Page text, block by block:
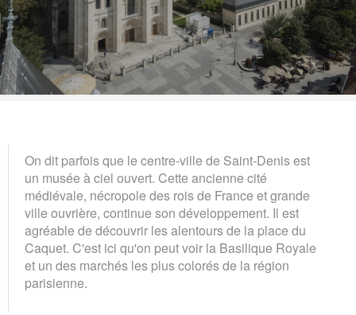
On dit parfois que le centre-ville de Saint-Denis est
un musée à ciel ouvert. Cette ancienne cité
médiévale, nécropole des rois de France et grande
ville ouvrière, continue son développement. Il est
agréable de découvrir les alentours de la place du
Caquet. C'est ici qu'on peut voir la Basilique Royale
et un des marchés les plus colorés de la région
parisienne.